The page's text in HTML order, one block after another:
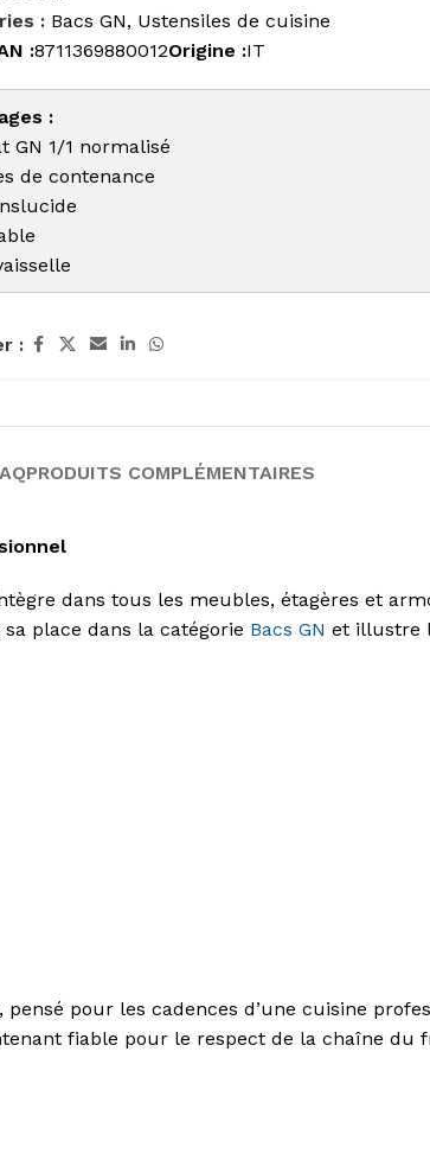
: Bacs GN, Ustensiles de cuisine
:8711369880012Origine :IT
:
GN 1/1 normalisé
de contenance
:
PRODUITS COMPLÉMENTAIRES
dans tous les meubles, étagères et
place dans la catégorie Bacs GN et illustre
pour les cadences d’une cuisine
fiable pour le respect de la chaîne du